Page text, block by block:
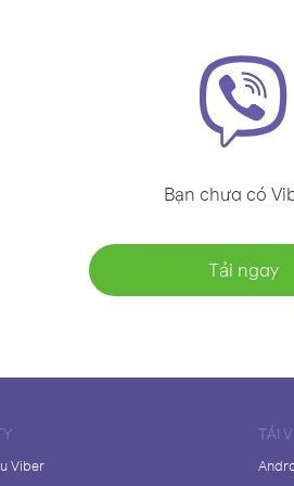
Bạn chưa có
Tải ngay
Viber
TẢI